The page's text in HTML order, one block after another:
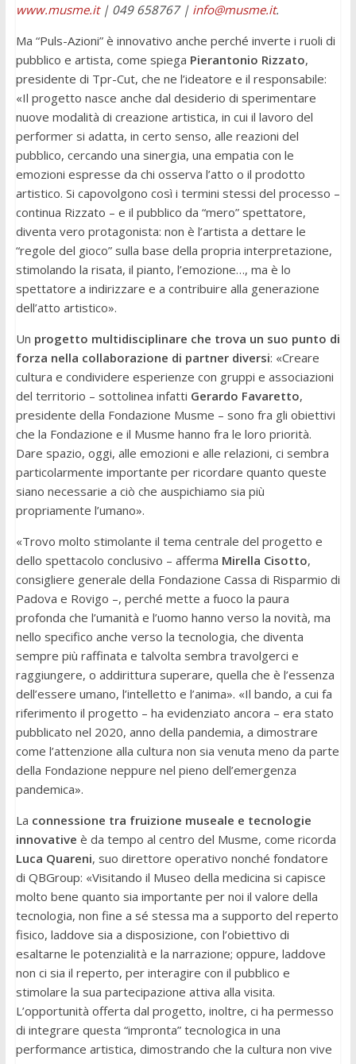
www.musme.it| 049 658767 | info@musme.it.
Ma “Puls-Azioni” è innovativo anche perché inverte i ruoli di
pubblico e artista, come spiega Pierantonio Rizzato,
presidente di Tpr-Cut, che ne l’ideatore e il responsabile:
«Il progetto nasce anche dal desiderio di sperimentare
nuove modalità di creazione artistica, in cui il lavoro del
performer si adatta, in certo senso, alle reazioni del
pubblico, cercando una sinergia, una empatia con le
emozioni espresse da chi osserva l’atto o il prodotto
artistico. Si capovolgono così i termini stessi del processo –
continua Rizzato – e il pubblico da “mero” spettatore,
diventa vero protagonista: non è l’artista a dettare le
“regole del gioco” sulla base della propria interpretazione,
stimolando la risata, il pianto, l’emozione…, ma è lo
spettatore a indirizzare e a contribuire alla generazione
dell’atto artistico».
Un progetto multidisciplinare che trova un suo punto di
forza nella collaborazione di partner diversi: «Creare
cultura e condividere esperienze con gruppi e associazioni
del territorio – sottolinea infatti Gerardo Favaretto,
presidente della Fondazione Musme – sono fra gli obiettivi
che la Fondazione e il Musme hanno fra le loro priorità.
Dare spazio, oggi, alle emozioni e alle relazioni, ci sembra
particolarmente importante per ricordare quanto queste
siano necessarie a ciò che auspichiamo sia più
propriamente l’umano».
«Trovo molto stimolante il tema centrale del progetto e
dello spettacolo conclusivo – afferma Mirella Cisotto,
consigliere generale della Fondazione Cassa di Risparmio di
Padova e Rovigo –, perché mette a fuoco la paura
profonda che l’umanità e l’uomo hanno verso la novità, ma
nello specifico anche verso la tecnologia, che diventa
sempre più raffinata e talvolta sembra travolgerci e
raggiungere, o addirittura superare, quella che è l’essenza
dell’essere umano, l’intelletto e l’anima». «Il bando, a cui fa
riferimento il progetto – ha evidenziato ancora – era stato
pubblicato nel 2020, anno della pandemia, a dimostrare
come l’attenzione alla cultura non sia venuta meno da parte
della Fondazione neppure nel pieno dell’emergenza
pandemica».
La connessione tra fruizione museale e tecnologie
innovative è da tempo al centro del Musme, come ricorda
Luca Quareni, suo direttore operativo nonché fondatore
di QBGroup: «Visitando il Museo della medicina si capisce
molto bene quanto sia importante per noi il valore della
tecnologia, non fine a sé stessa ma a supporto del reperto
fisico, laddove sia a disposizione, con l’obiettivo di
esaltarne le potenzialità e la narrazione; oppure, laddove
non ci sia il reperto, per interagire con il pubblico e
stimolare la sua partecipazione attiva alla visita.
L’opportunità offerta dal progetto, inoltre, ci ha permesso
di integrare questa “impronta” tecnologica in una
performance artistica, dimostrando che la cultura non vive